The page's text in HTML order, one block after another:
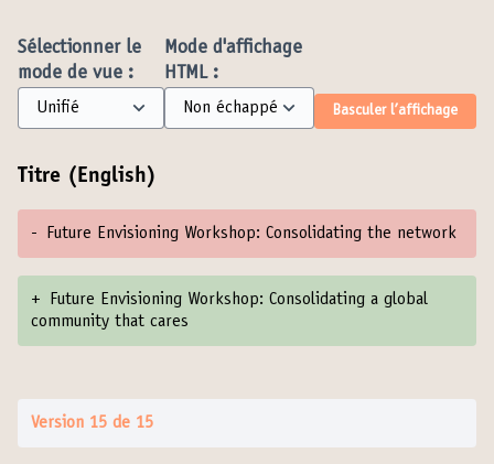
Sélectionner le
mode de vue :
Mode d'affichage
HTML :
Basculer l’affichage
Titre (English)
- Future Envisioning Workshop: Consolidating the network
+
Future Envisioning Workshop: Consolidating a global
community that cares
Version 15 de 15